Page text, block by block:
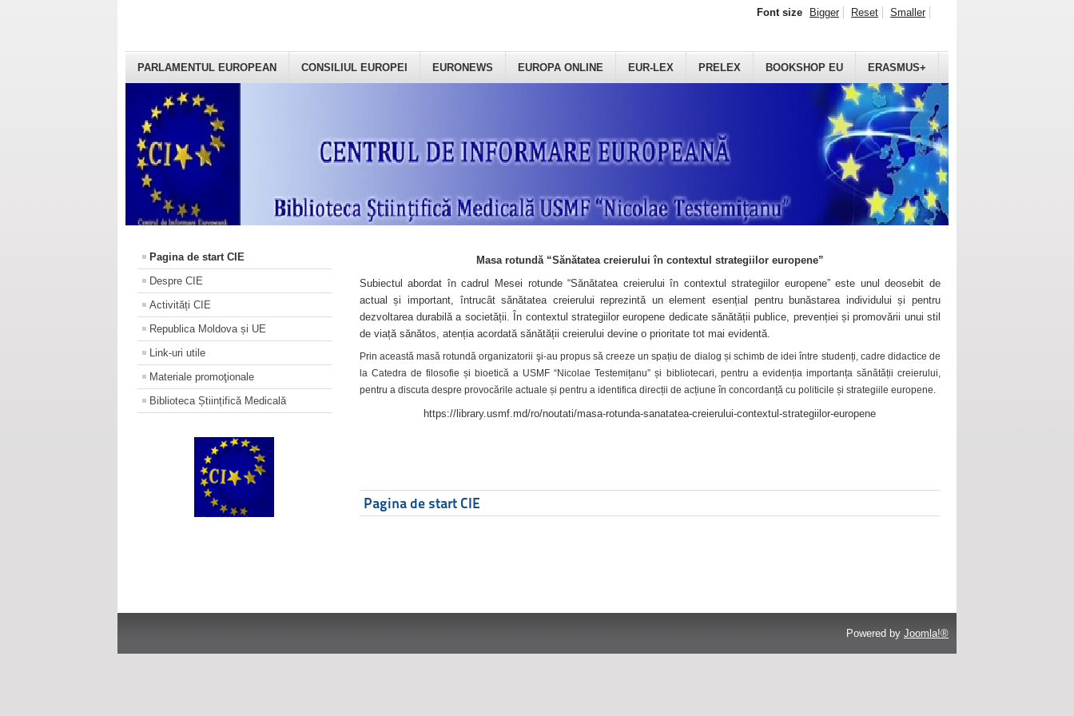
PARLAMENTUL EUROPEAN CONSILIUL EUROPEI EURONEWS EUROPA ONLINE EUR-LEX PRELEX BOOKSHOP EU ERASMUS+
Font size Bigger Reset Smaller
Pagina de start CIE
Despre CIE
Activități CIE
Republica Moldova și UE
Link-uri utile
Materiale promoţionale
Biblioteca Științifică Medicală
Masa rotundă “Sănătatea creierului în contextul strategiilor europene”
Subiectul abordat în cadrul Mesei rotunde “Sănătatea creierului în contextul strategiilor europene” este unul deosebit de
actual și important, întrucât sănătatea creierului reprezintă un element esențial pentru bunăstarea individului și pentru
dezvoltarea durabilă a societății. În contextul strategiilor europene dedicate sănătății publice, prevenției și promovării unui stil
de viață sănătos, atenția acordată sănătății creierului devine o prioritate tot mai evidentă.
Prin această masă rotundă organizatorii şi-au propus să creeze un spațiu de dialog și schimb de idei între studenți, cadre didactice de
la Catedra de filosofie și bioetică a USMF “Nicolae Testemițanu” și bibliotecari, pentru a evidenția importanța sănătății creierului,
pentru a discuta despre provocările actuale și pentru a identifica direcții de acțiune în concordanță cu politicile și strategiile europene.
https://library.usmf.md/ro/noutati/masa-rotunda-sanatatea-creierului-contextul-strategiilor-europene
Pagina de start CIE
Powered by Joomla!®